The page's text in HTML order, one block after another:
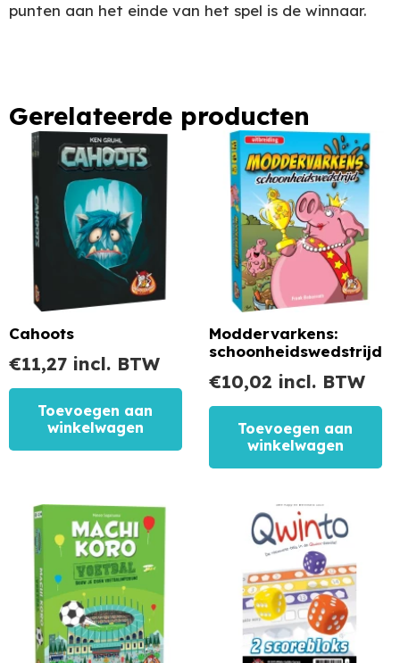
punten aan het einde van het spel is de winnaar.
Gerelateerde producten
Cahoots
€11,27 incl. BTW
Toevoegen aan
winkelwagen
Moddervarkens:
schoonheidswedstrijd
€10,02 incl. BTW
Toevoegen aan
winkelwagen